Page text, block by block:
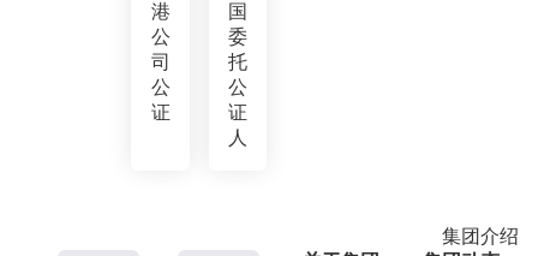
港
公
司
公
证
国
委
托
公
证
人
集团介绍